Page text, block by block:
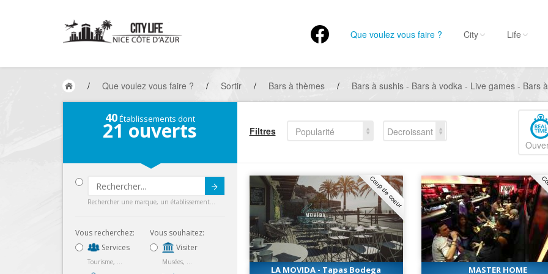
Que voulez vous faire ? City Life
/ Que voulez vous faire ? / Sortir / Bars à thèmes / Bars à sushis - Bars à vodka - Live games - Bars
40Établissements dont
21 ouverts
Rechercher une marque, un établissement...
Vous recherchez:
Services
Tourisme, ...
Vous souhaitez:
Visiter
Musées, ...
Filtres Popularité
Decroissant
Coup de coeur
LA MOVIDA - Tapas Bodega
MASTER HOME